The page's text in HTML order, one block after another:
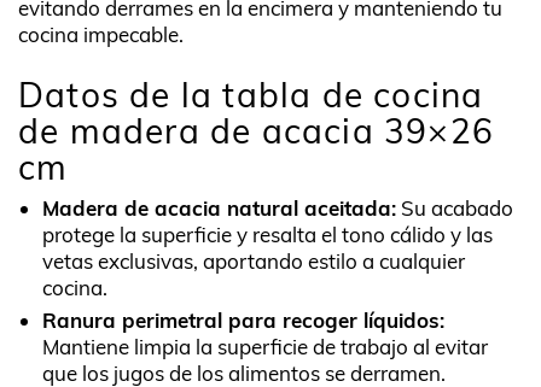
evitando derrames en la encimera y manteniendo tu
cocina impecable.
Datos de la tabla de cocina
de madera de acacia 39×26
cm
Madera de acacia natural aceitada: Su acabado
protege la superficie y resalta el tono cálido y las
vetas exclusivas, aportando estilo a cualquier
cocina.
Ranura perimetral para recoger líquidos:
Mantiene limpia la superficie de trabajo al evitar
que los jugos de los alimentos se derramen.